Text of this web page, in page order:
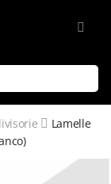
Lamelle